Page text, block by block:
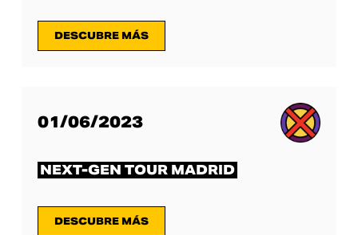
DESCUBRE MÁS
01/06/2023
NEXT-GEN TOUR MADRID
DESCUBRE MÁS